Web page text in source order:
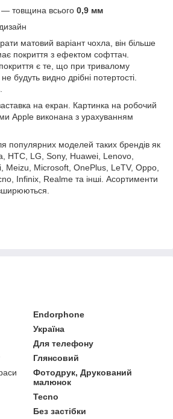
— товщина всього 0,9 мм
матовий варіант чохла, він більше
покриття з ефектом софттач.
є те, що при тривалому
будуть видно дрібні потертості.
на екран. Картинка на робочий
Apple виконана з урахуванням
популярних моделей таких брендів як
HTC, LG, Sony, Huawei, Lenovo,
Meizu, Microsoft, OnePlus, LeTV, Oppo,
Infinix, Realme та інші. Асортименти
Endorphone
Україна
Для телефону
Глянсовий
Фотодрук, Друкований
малюнок
Tecno
Без застібки